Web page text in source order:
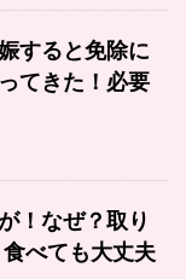
すると免除に
てきた！必要
！なぜ？取り
べても大丈夫